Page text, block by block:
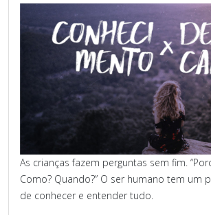
As crianças fazem perguntas sem fim.
Como? Quando?” O ser humano tem um
de conhecer e entender tudo.